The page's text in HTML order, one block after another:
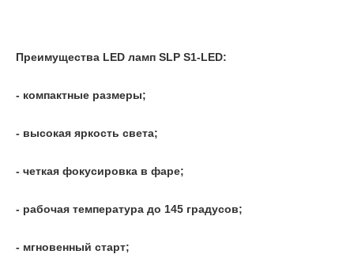
Преимущества LED ламп SLP S1-LED:
- компактные размеры;
- высокая яркость света;
- четкая фокусировка в фаре;
- рабочая температура до 145 градусов;
- мгновенный старт;